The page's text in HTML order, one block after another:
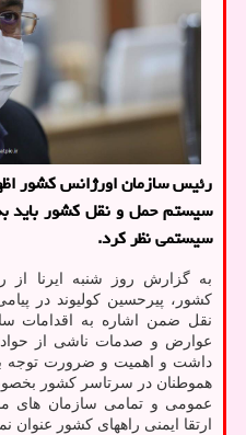
رئیس سازمان اورژانس كشور
سیستم حمل و نقل كشور باید
سیستمی نظر كرد.
به گزارش روز شنبه ایرنا از
کشور، پیرحسین کولیوند در
نقل ضمن اشاره به اقدامات
عوارض و صدمات ناشی از
داشت و اهمیت و ضرورت توجه
هموطنان در سرتاسر کشور
عمومی و تمامی سازمان های
ارتقا ایمنی راههای کشور عنوان